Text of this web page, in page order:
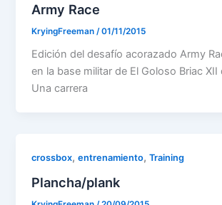
Army Race
KryingFreeman /01/11/2015
Edición del desafío acorazado Army
en la base militar de El Goloso Briac XII
Una carrera
crossbox,entrenamiento,Training
Plancha/plank